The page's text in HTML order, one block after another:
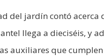
del jardín contó acerca
llega a dieciséis, y
auxiliares que